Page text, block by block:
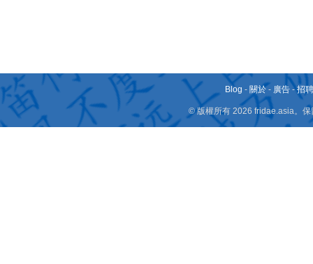
Blog - 關於 - 廣告 -招
© 版權所有 2026 fridae.asia。